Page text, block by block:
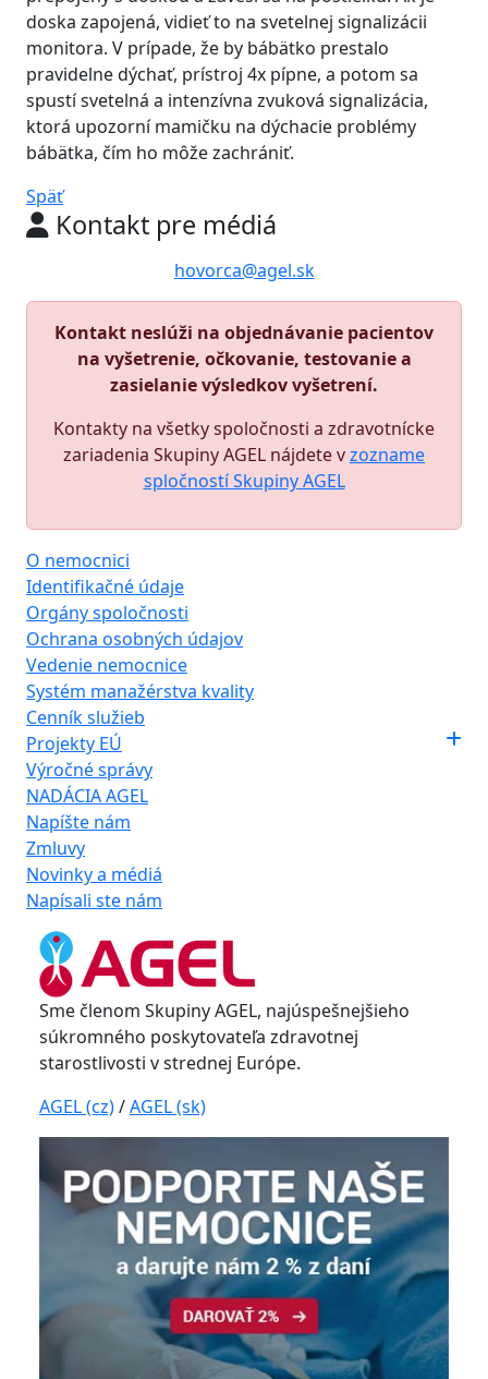
doska zapojená, vidieť to na svetelnej signalizácii
monitora. V prípade, že by bábätko prestalo
pravidelne dýchať, prístroj 4x pípne, a potom sa
spustí svetelná a intenzívna zvuková signalizácia,
ktorá upozorní mamičku na dýchacie problémy
bábätka, čím ho môže zachrániť.
Späť
Kontakt pre médiá
hovorca@agel.sk
Kontakt neslúži na objednávanie pacientov
na vyšetrenie, očkovanie, testovanie a
zasielanie výsledkov vyšetrení.
Kontakty na všetky spoločnosti a zdravotnícke
zariadenia Skupiny AGEL nájdete vzozname
spločností Skupiny AGEL
O nemocnici
Identifikačné údaje
Orgány spoločnosti
Ochrana osobných údajov
Vedenie nemocnice
Systém manažérstva kvality
Cenník služieb
Projekty EÚ
Výročné správy
NADÁCIA AGEL
Napíšte nám
Zmluvy
Novinky a médiá
Napísali ste nám
Sme členom Skupiny AGEL, najúspešnejšieho
súkromného poskytovateľa zdravotnej
starostlivosti v strednej Európe.
AGEL (cz)/AGEL (sk)